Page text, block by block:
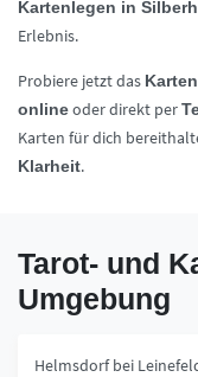
Kartenlegen in
Erlebnis.
Probiere jetzt das
onlineoder direkt per
Karten für dich
Klarheit.
Tarot- und
Umgebung
Helmsdorf bei